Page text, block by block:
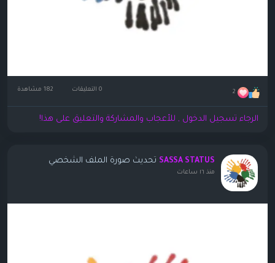
2 0 التعليقات
الرجاء تسجيل الدخول , للأعجاب والمشاركة والتعليق على هذا!
SASSA STATUS تحديث صورة الملف الشخصي
منذ ١٦ ساعات